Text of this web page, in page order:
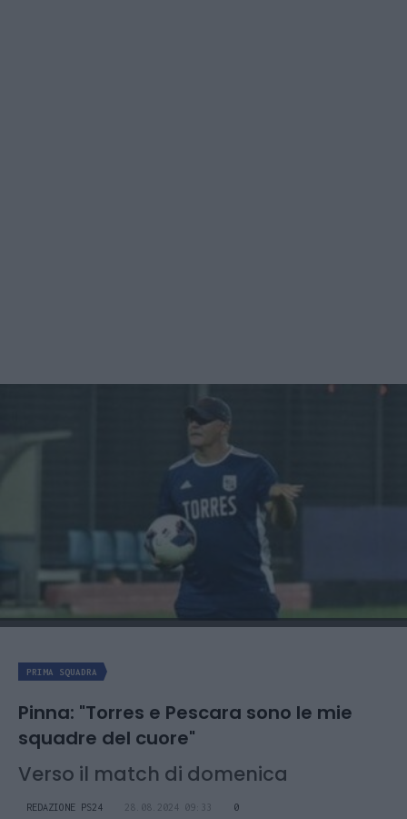
PRIMA SQUADRA
Pinna: "Torres e Pescara sono le mie
squadre del cuore"
Verso il match di domenica
REDAZIONE PS24 28.08.2024 09:33 0